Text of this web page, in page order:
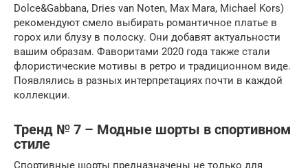
Dolce&Gabbana, Dries van Noten, Max Mara, Michael Kors)
рекомендуют смело выбирать романтичное платье в
горох или блузу в полоску. Они добавят актуальности
вашим образам. Фаворитами 2020 года также стали
флористические мотивы в ретро и традиционном виде.
Появлялись в разных интерпретациях почти в каждой
коллекции.
Тренд № 7 – Модные шорты в спортивном
стиле
Спортивные шорты предназначены не только для